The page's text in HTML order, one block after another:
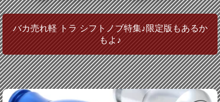
バカ売れ軽 トラ シフトノブ特集♪限定版もあるか
もよ♪